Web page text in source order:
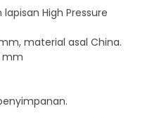
High Pressure
material asal China.
mm